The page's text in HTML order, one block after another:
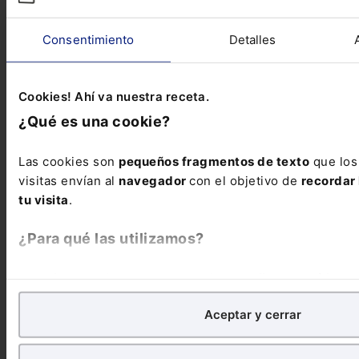
Consentimiento Detalles
Cookies! Ahí va nuestra receta.
¿Qué es una cookie?
Las cookies son pequeños fragmentos de texto que
visitas envían al navegador con el objetivo de recordar
tu visita.
¿Para qué las utilizamos?
demejorar tu experienciaen nuestra página web.
publicitarios, para poder mostrarte publicidad y
Aceptar y cerrar
especialidad de la Sociedad de Responsabilidad...
InfografíaInfografía sobre el incumplimiento del contrato